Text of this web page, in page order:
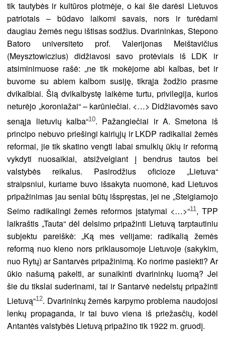
tik tautybės ir kultūros plotmėje, o kai šie darėsi Lietuvos
patriotais – būdavo laikomi savais, nors ir turėdami
daugiau žemės negu ištisas sodžius. Dvarininkas, Stepono
Batoro universiteto prof. Valerijonas Meištavičius
(Meysztowiczius) didžiavosi savo protėviais iš LDK ir
atsiminimuose rašė: „ne tik mokėjome abi kalbas, bet ir
buvome su abiem kalbom susiję, tikrąja žodžio prasme
dvikalbiai. Šią dvikalbystę laikėme turtu, privilegija, kurios
neturėjo „koroniažai“ – karūniečiai. <…> Didžiavomės savo
senąja lietuvių kalba“10. Pažangiečiai ir A. Smetona iš
principo nebuvo priešingi kairiųjų ir LKDP radikaliai žemės
reformai, jie tik skatino vengti labai smulkių ūkių ir reformą
vykdyti nuosaikiai, atsižvelgiant į bendrus tautos bei
valstybės reikalus. Pasirodžius oficioze „Lietuva“
straipsniui, kuriame buvo išsakyta nuomonė, kad Lietuvos
pripažinimas jau seniai būtų išspręstas, jei ne „Steigiamojo
Seimo radikalingi žemės reformos įstatymai <…>“11 , TPP
laikraštis „Tauta“ dėl delsimo pripažinti Lietuvą tarptautiniu
subjektu pareiškė: „Ką mes velijame: radikalią žemės
reformą nuo kieno nors priklausomoje Lietuvoje (sakykim,
nuo Rytų) ar Santarvės pripažinimą. Ko norime pasiekti? Ar
ūkio našumą pakelti, ar sunaikinti dvarininkų luomą? Jei
šie du tikslai suderinami, tai ir Santarvė nedelstų pripažinti
Lietuvą“12. Dvarininkų žemės karpymo problema naudojosi
lenkų propaganda, ir tai buvo viena iš priežasčių, kodėl
Antantės valstybės Lietuvą pripažino tik 1922 m. gruodį.